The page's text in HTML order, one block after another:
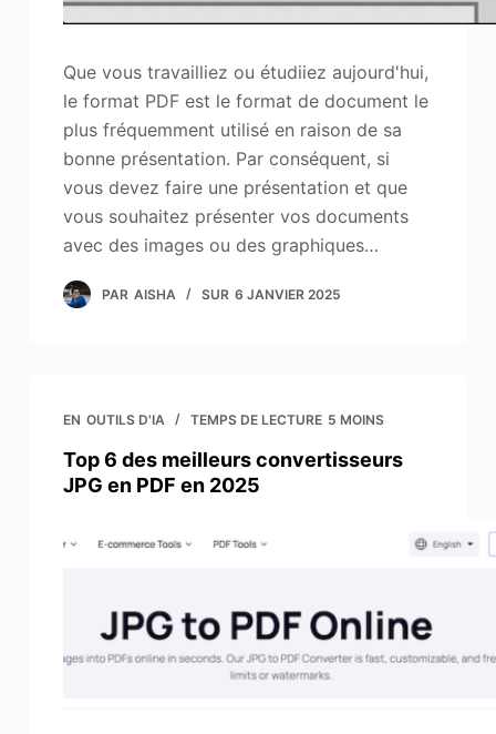
Que vous travailliez ou étudiiez aujourd'hui,
le format PDF est le format de document le
plus fréquemment utilisé en raison de sa
bonne présentation. Par conséquent, si
vous devez faire une présentation et que
vous souhaitez présenter vos documents
avec des images ou des graphiques…
PAR AISHA SUR 6 JANVIER 2025
EN OUTILS D'IA TEMPS DE LECTURE 5 MOINS
Top 6 des meilleurs convertisseurs
JPG en PDF en 2025